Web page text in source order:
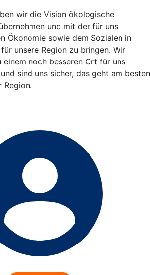
wir die Vision ökologische
und mit der für uns
Ökonomie sowie dem Sozialen in
unsere Region zu bringen. Wir
einem noch besseren Ort für uns
sind uns sicher, das geht am besten
Region.